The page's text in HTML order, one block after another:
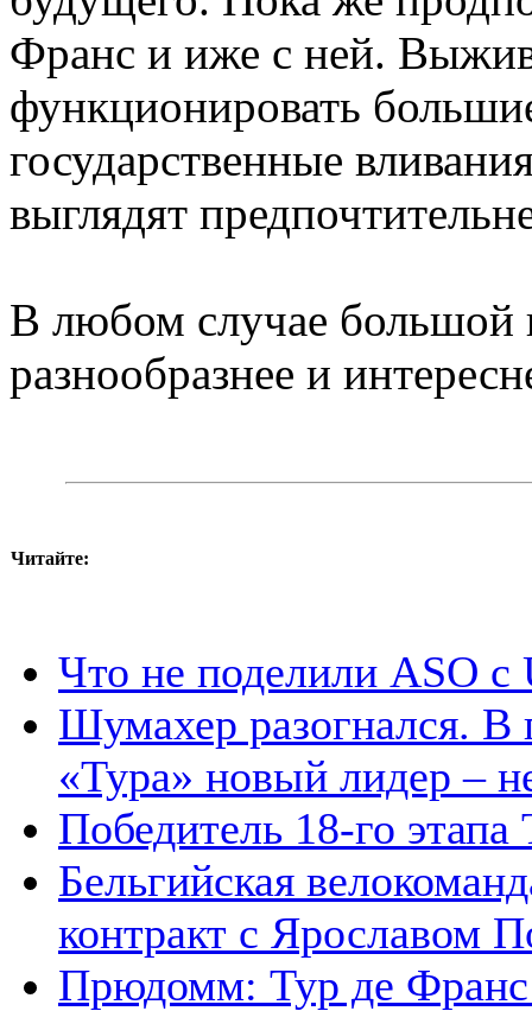
Франс и иже с ней.
функционировать
государственные
выглядят
В любом случае большой
разнообразнее и
Читайте:
Что не поделили ASO с
Шумахер разогнался. В
«Тура» новый лидер –
Победитель 18-го
Бельгийская
контракт с Ярославом
Прюдомм: Тур де Франс